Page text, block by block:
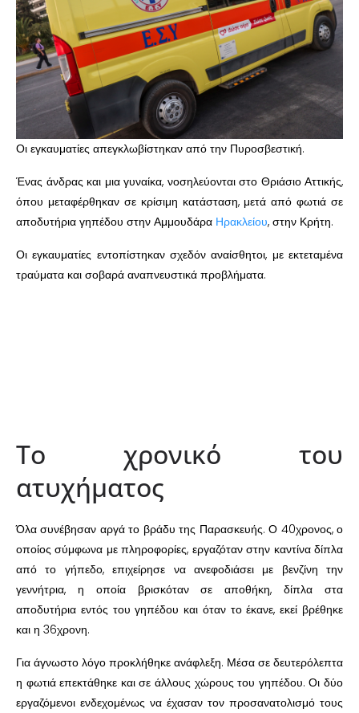
Οι εγκαυματίες απεγκλωβίστηκαν από την Πυροσβεστική.
Ένας άνδρας και μια γυναίκα, νοσηλεύονται στο Θριάσιο Αττικής,
όπου μεταφέρθηκαν σε κρίσιμη κατάσταση, μετά από φωτιά σε
αποδυτήρια γηπέδου στην Αμμουδάρα Ηρακλείου, στην Κρήτη.
Οι εγκαυματίες εντοπίστηκαν σχεδόν αναίσθητοι, με εκτεταμένα
τραύματα και σοβαρά αναπνευστικά προβλήματα.
Το χρονικό του
ατυχήματος
Όλα συνέβησαν αργά το βράδυ της Παρασκευής. Ο 40χρονος, ο
οποίος σύμφωνα με πληροφορίες, εργαζόταν στην καντίνα δίπλα
από το γήπεδο, επιχείρησε να ανεφοδιάσει με βενζίνη την
γεννήτρια, η οποία βρισκόταν σε αποθήκη, δίπλα στα
αποδυτήρια εντός του γηπέδου και όταν το έκανε, εκεί βρέθηκε
και η 36χρονη.
Για άγνωστο λόγο προκλήθηκε ανάφλεξη. Μέσα σε δευτερόλεπτα
η φωτιά επεκτάθηκε και σε άλλους χώρους του γηπέδου. Οι δύο
εργαζόμενοι ενδεχομένως να έχασαν τον προσανατολισμό τους